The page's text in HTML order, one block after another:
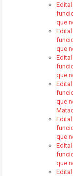
que
que
que
que
que
que